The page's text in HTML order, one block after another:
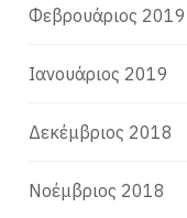
Φεβρουάριος 2019
Ιανουάριος 2019
Δεκέμβριος 2018
Νοέμβριος 2018